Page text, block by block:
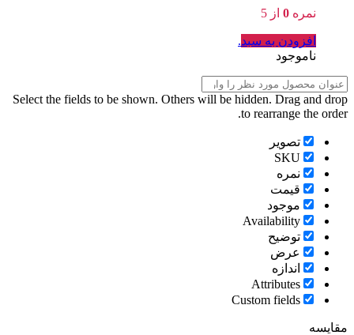
نمره 0 از 5
افزودن به سبد.
ناموجود
Select the fields to be shown. Others will be hidden. Drag and drop
to rearrange the order.
تصویر
SKU
نمره
قیمت
موجود
Availability
توضیح
عرض
اندازه
Attributes
Custom fields
مقایسه